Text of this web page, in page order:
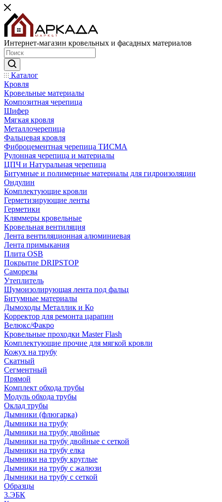
Интернет-магазин кровельных и фасадных материалов
Каталог
Кровля
Кровельные материалы
Композитная черепица
Шифер
Мягкая кровля
Металлочерепица
Фальцевая кровля
Фиброцементная черепица ТИСМА
Рулонная черепица и материалы
ЦПЧ и Натуральная черепица
Битумные и полимерные материалы для гидроизоляции
Ондулин
Комплектующие кровли
Герметизирующие ленты
Герметики
Кляммеры кровельные
Кровельная вентиляция
Лента вентиляционная алюминиевая
Лента примыкания
Плита OSB
Покрытие DRIPSTOP
Саморезы
Утеплитель
Шумоизолирующая лента под фальц
Битумные материалы
Дымоходы Металлик и Ко
Корректор для ремонта царапин
Велюкс/Факро
Кровельные проходки Master Flash
Комплектующие прочие для мягкой кровли
Кожух на трубу
Скатный
Сегментный
Прямой
Комплект обхода трубы
Модуль обхода трубы
Оклад трубы
Дымники (флюгарка)
Дымники на трубу
Дымники на трубу двoйные
Дымники на трубу двoйные с сеткой
Дымники на трубу елка
Дымники на трубу круглые
Дымники на трубу с жалюзи
Дымники на трубу с сеткой
Образцы
3.ЭБК